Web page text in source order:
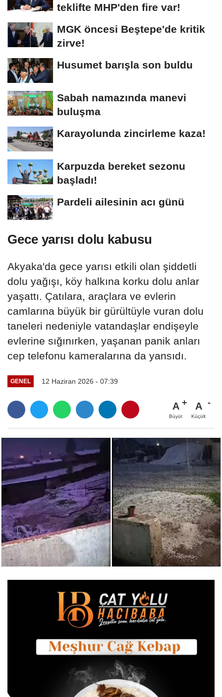
teklifte MHP'den fire var!
MGK öncesi Beştepe'de kritik
zirve!
Husumet barışla son buldu
Sabah namazında manevi
buluşma
Karayolunda zincirleme kaza!
Karpuzda bereket sezonu
başladı!
Pardeli ailesinin acı günü
Gece yarısı dolu kabusu
Akyaka'da gece yarısı etkili olan şiddetli
dolu yağışı, köy halkına korku dolu anlar
yaşattı. Çatılara, araçlara ve evlerin
camlarına büyük bir gürültüyle vuran dolu
taneleri nedeniyle vatandaşlar endişeyle
evlerine sığınırken, yaşanan panik anları
cep telefonu kameralarına da yansıdı.
GENEL 12 Haziran 2026 - 07:39
A
Büyüt
A
Küçült